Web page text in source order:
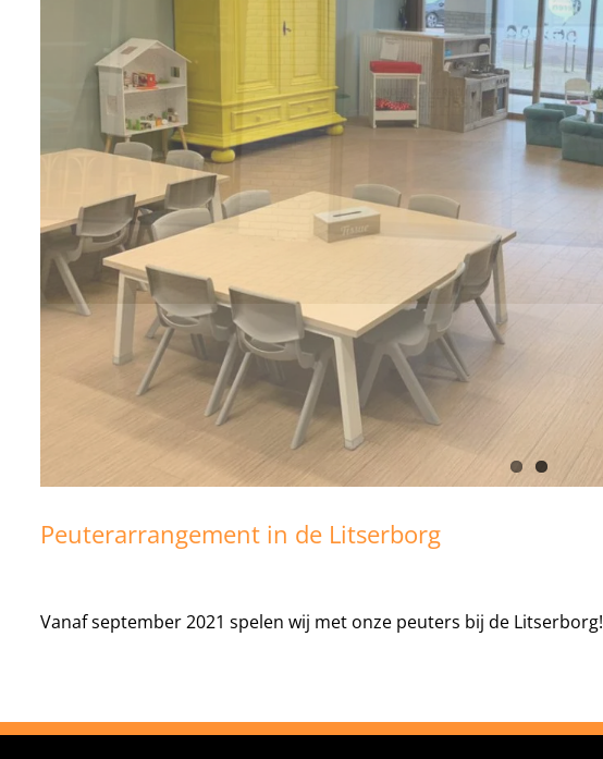
Peuterarrangement in de Litserborg
Vanaf september 2021 spelen wij met onze peuters bij de Litserborg!